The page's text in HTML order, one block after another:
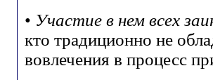
• Участие в нем всех
кто традиционно не
вовлечения в процесс